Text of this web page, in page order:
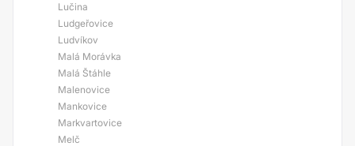
Lučina
Ludgeřovice
Ludvíkov
Malá Morávka
Malá Štáhle
Malenovice
Mankovice
Markvartovice
Melč